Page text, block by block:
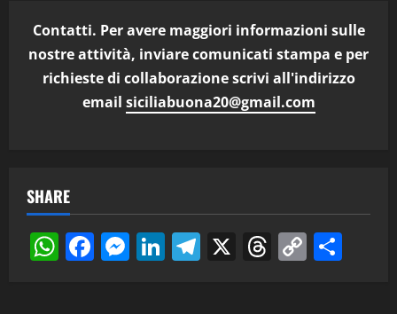
Contatti. Per avere maggiori informazioni sulle
nostre attività, inviare comunicati stampa e per
richieste di collaborazione scrivi all'indirizzo
email siciliabuona20@gmail.com
SHARE
WhatsApp
Facebook
Messenger
LinkedIn
Telegram
X Threads
Copy